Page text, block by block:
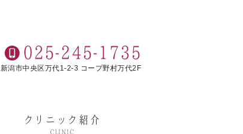
025-245-1735
新潟市中央区万代1-2-3 コープ野村万代2F
クリニック紹介
CLINIC